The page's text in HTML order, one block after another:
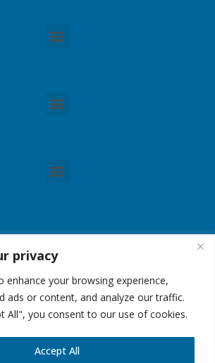
privacy
enhance your browsing experience,
ads or content, and analyze our traffic.
All", you consent to our use of cookies.
Accept All
Tous droits réservés |
| Site